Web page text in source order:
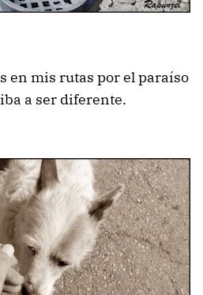
en mis rutas por el paraíso
a ser diferente.